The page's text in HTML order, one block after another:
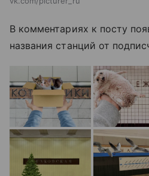
В комментариях к посту
названия станций от